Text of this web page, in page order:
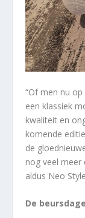
“Of men nu
een klassiek
kwaliteit en
komende
de
nog veel meer
aldus Neo
De